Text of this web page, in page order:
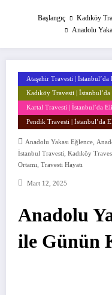
Başlangıç
Kadıköy
Anadolu
Ataşehir Travesti |
Kadıköy Travesti |
Kartal Travesti | İstanbul’da
Pendik Travesti | İstanbul’da
Anadolu Yakası Eğlence,
İstanbul Travesti Kadıköy
Ortamı
Travesti Hayatı
Mart 12, 2025
Anadolu
ile Günün